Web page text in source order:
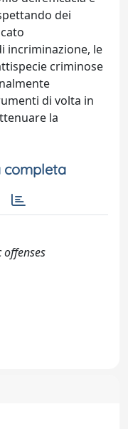
dei
incriminazione, le
criminose
di volta in
la
completa
offenses